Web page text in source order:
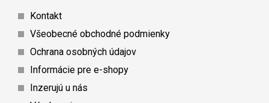
Kontakt
Všeobecné obchodné podmienky
Ochrana osobných údajov
Informácie pre e-shopy
Inzerujú u nás